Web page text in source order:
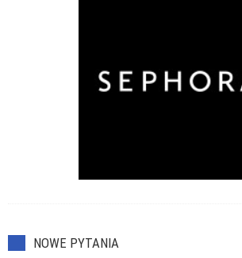
NOWE PYTANIA